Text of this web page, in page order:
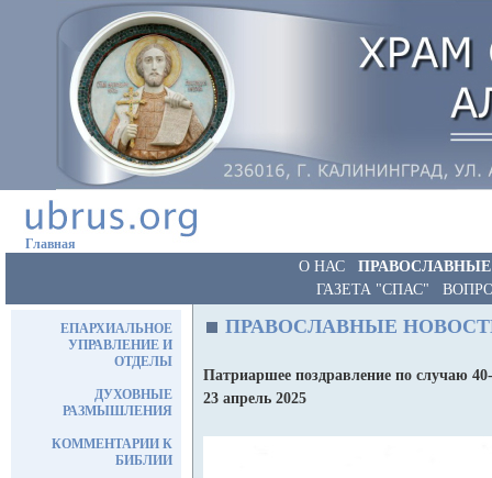
Главная
О НАС
ГАЗЕТА "СПАС"
ЕПАРХИАЛЬНОЕ
УПРАВЛЕНИЕ И
ОТДЕЛЫ
ДУХОВНЫЕ
РАЗМЫШЛЕНИЯ
КОММЕНТАРИИ К
БИБЛИИ
ПРАВОСЛАВНЫЕ
Патриаршее поздравление по случаю
23 апрель 2025